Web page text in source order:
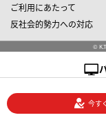
ご利用にあたって
反社会的勢力への対応
©
今す